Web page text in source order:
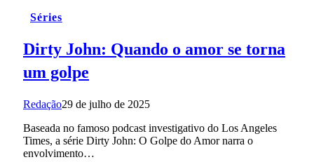
Séries
Dirty John: Quando o amor se torna
um golpe
Redação29 de julho de 2025
Baseada no famoso podcast investigativo do Los Angeles
Times, a série Dirty John: O Golpe do Amor narra o
envolvimento…